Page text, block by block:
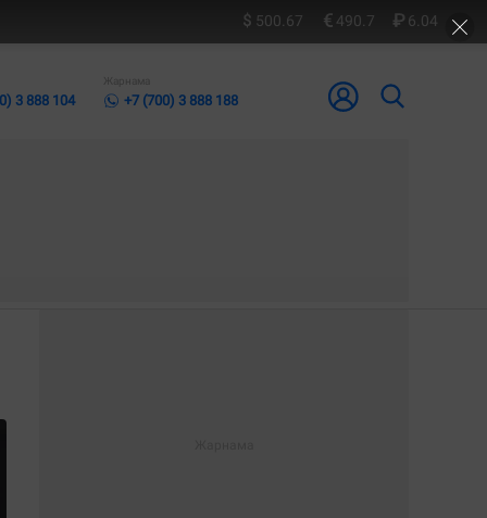
500.67 490.7 6.04
3 888 104
Жарнама
+7 (700) 3 888 188